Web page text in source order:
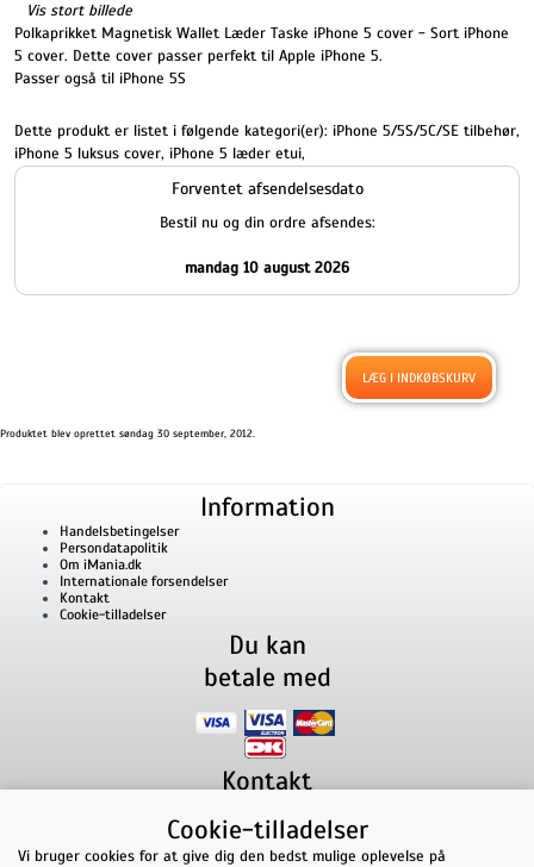
Vis stort billede
Polkaprikket Magnetisk Wallet Læder Taske iPhone 5 cover - Sort iPhone
5 cover. Dette cover passer perfekt til Apple iPhone 5.
Passer også til iPhone 5S
Dette produkt er listet i følgende kategori(er): iPhone 5/5S/5C/SE tilbehør,
iPhone 5 luksus cover, iPhone 5 læder etui,
Forventet afsendelsesdato
Bestil nu og din ordre afsendes:
mandag 10 august 2026
Produktet blev oprettet søndag 30 september, 2012.
Information
Handelsbetingelser
Persondatapolitik
Om iMania.dk
Internationale forsendelser
Kontakt
Cookie-tilladelser
Du kan
betale med
Kontakt
Lillevorde Kær 29280 Storvorde
CVR nummer: 33182805 | E-mail: kontakt@imania.dk
Telefon:+45 23618990
Cookie-tilladelser
Vi bruger cookies for at give dig den bedst mulige oplevelse på